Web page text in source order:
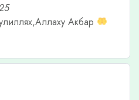
Акбар